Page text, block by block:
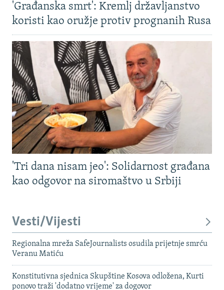
'Građanska smrt': Kremlj državljanstvo
koristi kao oružje protiv prognanih Rusa
'Tri dana nisam jeo': Solidarnost građana
kao odgovor na siromaštvo u Srbiji
Vesti/Vijesti
Regionalna mreža SafeJournalists osudila prijetnje smrću
Veranu Matiću
Konstitutivna sjednica Skupštine Kosova odložena, Kurti
ponovo traži 'dodatno vrijeme' za dogovor